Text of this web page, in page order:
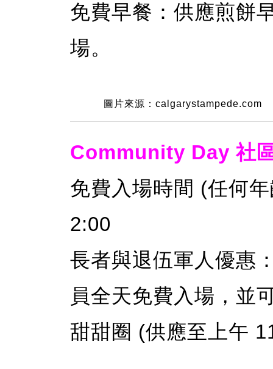
免費早餐：供應煎餅
場。
圖片來源：calgarystampede.com
Community Day 社
免費入場時間 (任何
2:00
長者與退伍軍人優惠
員全天免費入場，並
甜甜圈 (供應至上午